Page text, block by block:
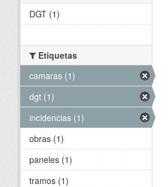
DGT (1)
Etiquetas
camaras (1)
dgt (1)
incidencias (1)
obras (1)
paneles (1)
tramos (1)